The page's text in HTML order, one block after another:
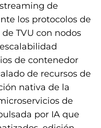
de
los protocolos de
TVU con nodos
de contenedor
de recursos de
nativa de la
de
por IA que